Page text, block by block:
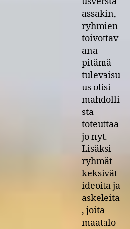
assakin,
ryhmien
toivottav
ana
pitämä
tulevaisu
us olisi
mahdolli
sta
toteuttaa
jo nyt.
Lisäksi
ryhmät
keksivät
ideoita ja
askeleita
, joita
maatalo